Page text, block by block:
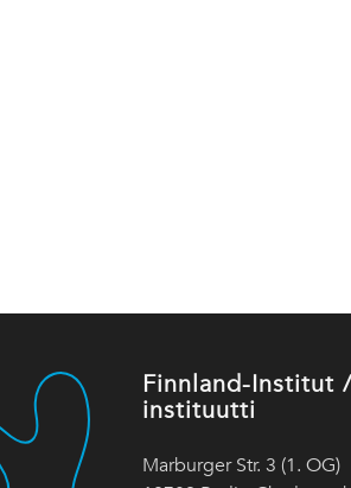
Finnland-Institut
instituutti
Marburger Str. 3 (1. OG)